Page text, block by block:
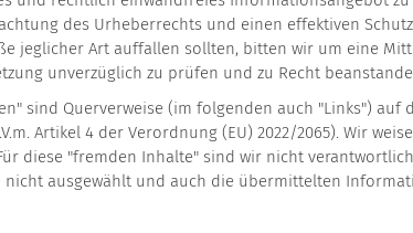
des Urheberrechts und einen effektiven
jeglicher Art auffallen sollten, bitten wir um eine
unverzüglich zu prüfen und zu Recht
sind Querverweise (im folgenden auch "Links")
Artikel 4 der Verordnung (EU) 2022/2065). Wir
diese "fremden Inhalte" sind wir nicht
ausgewählt und auch die übermittelten